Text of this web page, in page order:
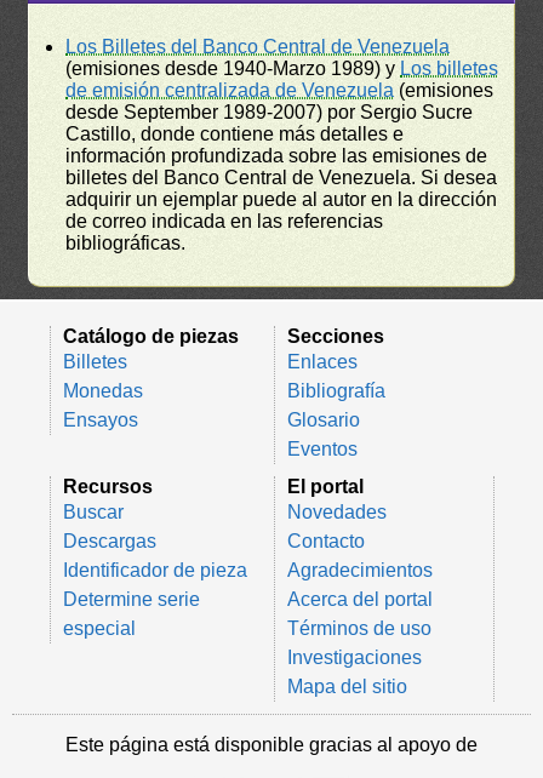
Los Billetes del Banco Central de Venezuela
(emisiones desde 1940-Marzo 1989) y Los billetes
de emisión centralizada de Venezuela (emisiones
desde September 1989-2007) por Sergio Sucre
Castillo, donde contiene más detalles e
información profundizada sobre las emisiones de
billetes del Banco Central de Venezuela. Si desea
adquirir un ejemplar puede al autor en la dirección
de correo indicada en las referencias
bibliográficas.
Catálogo de piezas
Billetes
Monedas
Ensayos
Secciones
Enlaces
Bibliografía
Glosario
Eventos
Recursos
Buscar
Descargas
Identificador de pieza
Determine serie
especial
El portal
Novedades
Contacto
Agradecimientos
Acerca del portal
Términos de uso
Investigaciones
Mapa del sitio
Este página está disponible gracias al apoyo de